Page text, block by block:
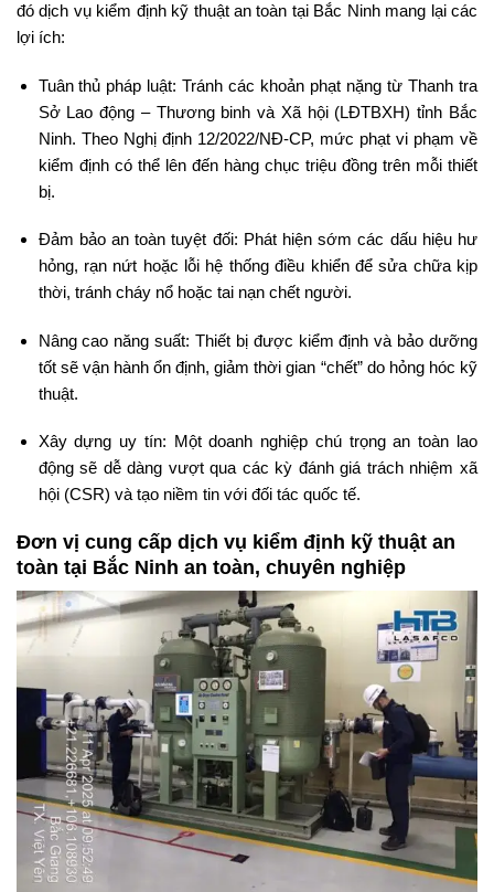
đó dịch vụ kiểm định kỹ thuật an toàn tại Bắc Ninh mang lại các
lợi ích:
Tuân thủ pháp luật: Tránh các khoản phạt nặng từ Thanh tra
Sở Lao động – Thương binh và Xã hội (LĐTBXH) tỉnh Bắc
Ninh. Theo Nghị định 12/2022/NĐ-CP, mức phạt vi phạm về
kiểm định có thể lên đến hàng chục triệu đồng trên mỗi thiết
bị.
Đảm bảo an toàn tuyệt đối: Phát hiện sớm các dấu hiệu hư
hỏng, rạn nứt hoặc lỗi hệ thống điều khiển để sửa chữa kịp
thời, tránh cháy nổ hoặc tai nạn chết người.
Nâng cao năng suất: Thiết bị được kiểm định và bảo dưỡng
tốt sẽ vận hành ổn định, giảm thời gian “chết” do hỏng hóc kỹ
thuật.
Xây dựng uy tín: Một doanh nghiệp chú trọng an toàn lao
động sẽ dễ dàng vượt qua các kỳ đánh giá trách nhiệm xã
hội (CSR) và tạo niềm tin với đối tác quốc tế.
Đơn vị cung cấp dịch vụ kiểm định kỹ thuật an
toàn tại Bắc Ninh an toàn, chuyên nghiệp